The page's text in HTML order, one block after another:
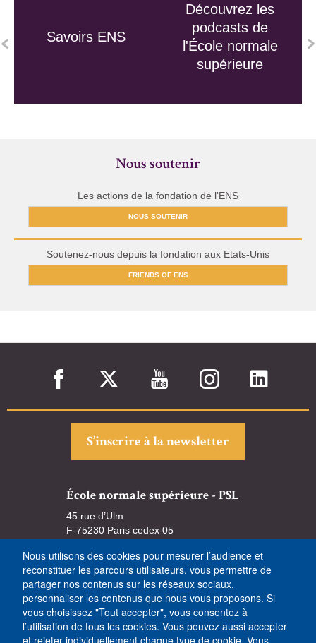
Savoirs ENS
Découvrez les
podcasts de
l'École normale
supérieure
Nous soutenir
Les actions de la fondation de l'ENS
NOUS SOUTENIR
Soutenez-nous depuis la fondation aux Etats-Unis
FRIENDS OF ENS
S’inscrire à la newsletter
École normale supérieure - PSL
45 rue d’Ulm
F-75230 Paris cedex 05
Nous utilisons des cookies pour mesurer l’audience et
reconstituer les parcours utilisateurs, vous permettre de
partager nos contenus sur les réseaux sociaux,
personnaliser les contenus que nous vous proposons. Si
vous choisissez "Tout accepter", vous consentez à
l’utilisation de tous les cookies. Vous pouvez aussi accepter
et rejeter individuellement chaque type de cookie. Vous